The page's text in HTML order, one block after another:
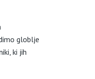
globlje
ki jih